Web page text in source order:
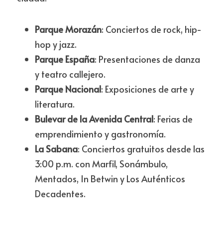
Parque Morazán: Conciertos de rock, hip-
hop y jazz.
Parque España: Presentaciones de danza
y teatro callejero.
Parque Nacional: Exposiciones de arte y
literatura.
Bulevar de la Avenida Central: Ferias de
emprendimiento y gastronomía.
La Sabana: Conciertos gratuitos desde las
3:00 p.m. con Marfil, Sonámbulo,
Mentados, In Betwin y Los Auténticos
Decadentes.